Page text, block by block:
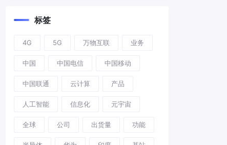
标签
4G 5G 万物互联 业务
中国 中国电信 中国移动
中国联通 云计算 产品
人工智能 信息化 元宇宙
全球 公司 出货量 功能